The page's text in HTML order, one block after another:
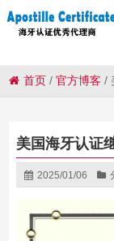
首页 /官方博客 /
美国海牙认证
2025/01/06